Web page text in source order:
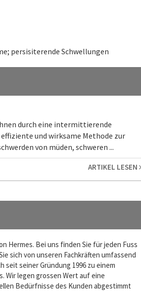
persisiterende Schwellungen
durch eine intermittierende
und wirksame Methode zur
von müden, schweren ...
ARTIKEL LESEN
Hermes. Bei uns finden Sie für jeden Fuss
sich von unseren Fachkräften umfassend
seiner Gründung 1996 zu einem
Wir legen grossen Wert auf eine
Bedürfnisse des Kunden abgestimmt